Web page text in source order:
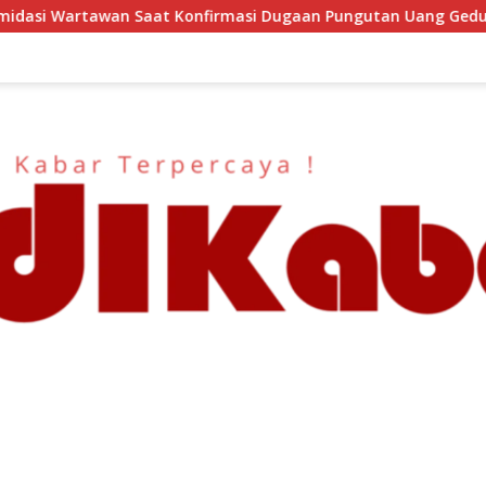
Dugaan Pungutan Uang Gedung, Anggota Komite SMAN